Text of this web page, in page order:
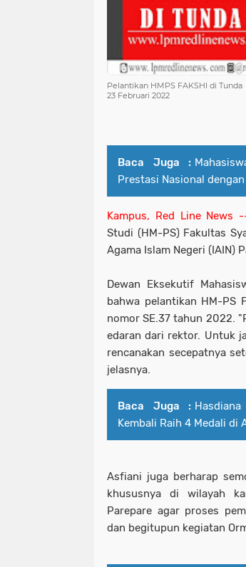
Pelantikan HMPS FAKSHI di Tunda
23 Februari 2022
Baca Juga :
Prestasi Nasional
Kampus, Red Line News
Studi (HM-PS) Fakultas
Agama Islam Negeri (IAIN)
Dewan Eksekutif
bahwa pelantikan HM-PS
nomor SE.37 tahun 2022.
edaran dari rektor. Untuk
rencanakan secepatnya
jelasnya.
Baca Juga :
Kembali Raih 4 Medali di
Asfiani juga berharap
khususnya di wilayah
Parepare agar proses
dan begitupun kegiatan